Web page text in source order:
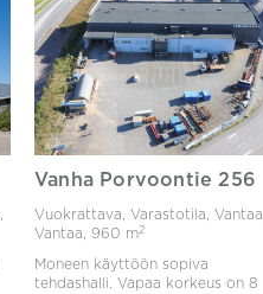
Vanha Porvoontie 256
Vuokrattava, Varastotila, Vantaa,
Vantaa, 960 m2
Moneen käyttöön sopiva
tehdashalli. Vapaa korkeus on 8